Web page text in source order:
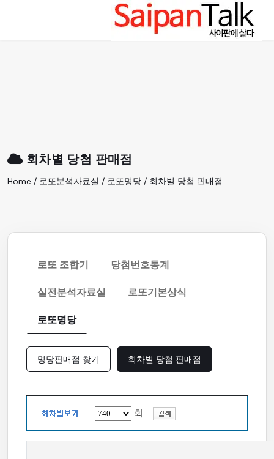
회차별 당첨 판매점
Home / 로또분석자료실 / 로또명당 / 회차별 당첨 판매점
로또 조합기
당첨번호통계
실전분석자료실
로또기본상식
로또명당
명당판매점 찾기 회차별 당첨 판매점
회
여행정보
생활정보
갤러리 & 동영상